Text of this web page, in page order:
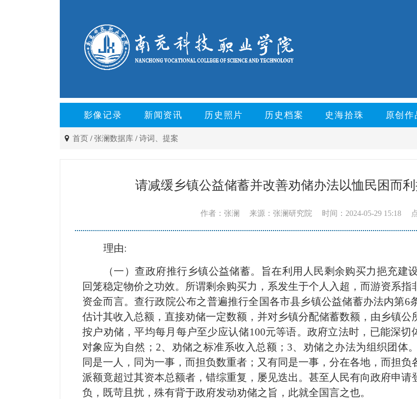
影像记录 新闻资讯 历史照片 历史档案 史海拾珠 原创作
首页 /张澜数据库 /诗词、提案
请减缓乡镇公益储蓄并改善劝储办法以恤民困而
作者：张澜 来源：张澜研究院 时间：2024-05-29 15:18
理由:
（一）查政府推行乡镇公益储蓄。旨在利用人民剩余购买力挹充建
回笼稳定物价之功效。所谓剩余购买力，系发生于个人入超，而游资系
资金而言。查行政院公布之普遍推行全国各市县乡镇公益储蓄办法内第6
估计其收入总额，直接劝储一定数额，并对乡镇分配储蓄数额，由乡镇
按户劝储，平均每月每户至少应认储100元等语。政府立法时，已能深切
对象应为自然；2、劝储之标准系收入总额；3、劝储之办法为组织团体
同是一人，同为一事，而担负数重者；又有同是一事，分在各地，而担
派额竟超过其资本总额者，错综重复，屡见迭出。甚至人民有向政府申请
负，既苛且扰，殊有背于政府发动劝储之旨，此就全国言之也。